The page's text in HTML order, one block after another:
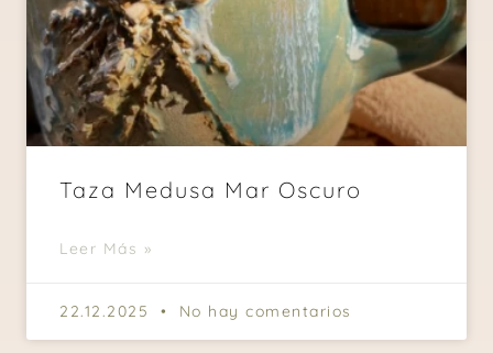
Taza Medusa Mar Oscuro
Leer Más »
22.12.2025 No hay comentarios